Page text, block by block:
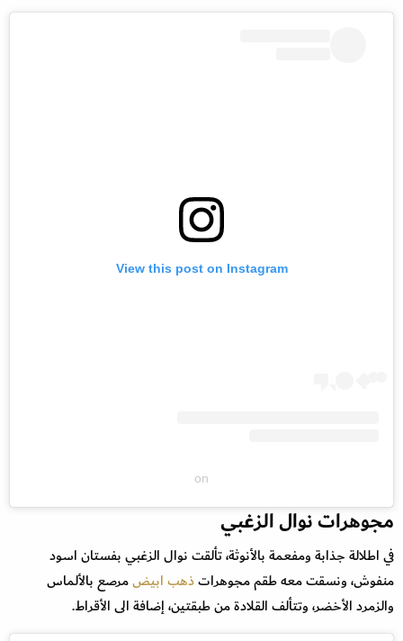
View this post on Instagram
on
مجوهرات نوال الزغبي
في اطلالة جذابة ومفعمة بالأنوثة، تألقت نوال الزغبي بفستان اسود
منفوش، ونسقت معه طقم مجوهراتذهب ابيضمرصع بالألماس
والزمرد الأخضر، وتتألف القلادة من طبقتين، إضافة الى الأقراط.